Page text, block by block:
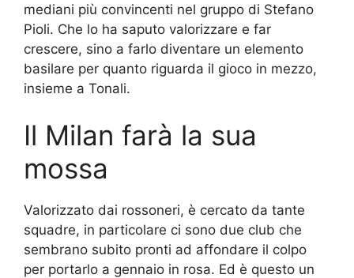
mediani più convincenti nel gruppo di Stefano
Pioli. Che lo ha saputo valorizzare e far
crescere, sino a farlo diventare un elemento
basilare per quanto riguarda il gioco in mezzo,
insieme a Tonali.
Il Milan farà la sua
mossa
Valorizzato dai rossoneri, è cercato da tante
squadre, in particolare ci sono due club che
sembrano subito pronti ad affondare il colpo
per portarlo a gennaio in rosa. Ed è questo un